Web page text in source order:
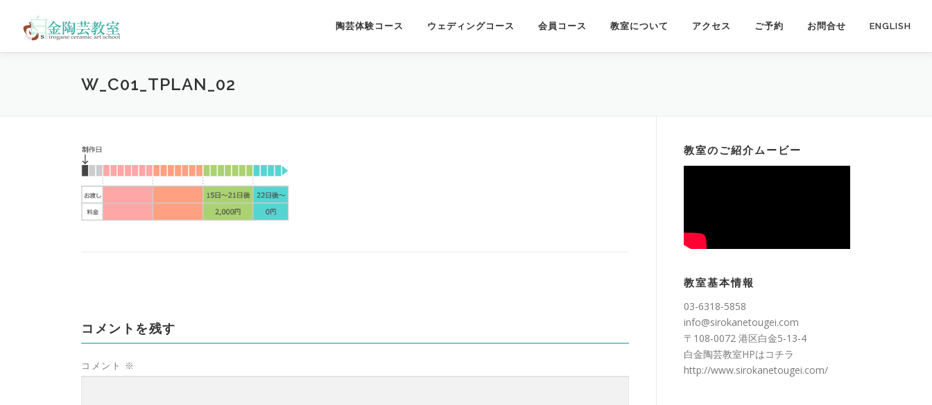
ン
陶芸体験コース ウェディングコース 会員コース 教室について アクセス ご予約 お問合せ ENGLISH
W_C01_TPLAN_02
コメントを残す
コメント ※
教室のご紹介ムービー
教室基本情報
03-6318-5858
info@sirokanetougei.com
〒108-0072 港区白金5-13-4
白金陶芸教室HPはコチラ
http://www.sirokanetougei.com/